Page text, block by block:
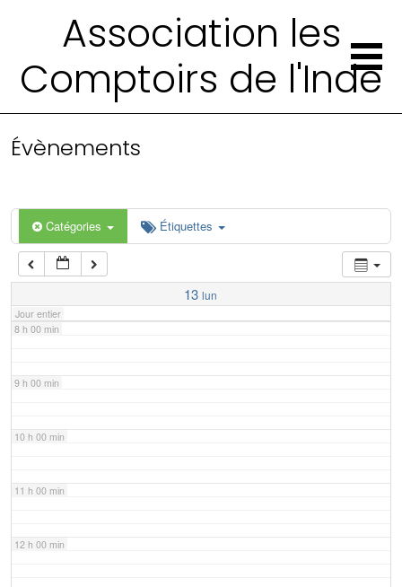
Association les
Comptoirs de l'Inde
Évènements
Catégories Étiquettes
13 lun
Jour entier
4 h 00 min
6 h 00 min
7 h 00 min
8 h 00 min
9 h 00 min
10 h 00 min
11 h 00 min
12 h 00 min